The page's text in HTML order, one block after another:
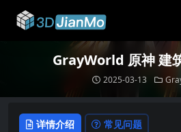
GrayWorld 原神 建
2025-03-13
详情介绍 常见问题